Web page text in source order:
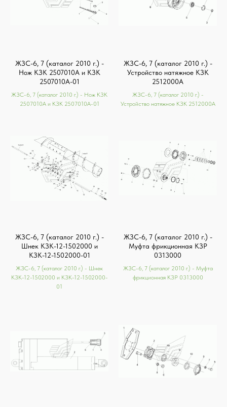
ЖЗС-6, 7 (каталог 2010 г.) -
Нож КЗК 2507010А и КЗК
2507010А-01
ЖЗС-6, 7 (каталог 2010 г.) - Нож КЗК
2507010А и КЗК 2507010А-01
ЖЗС-6, 7 (каталог 2010 г.) -
Устройство натяжное КЗК
2512000А
ЖЗС-6, 7 (каталог 2010 г.) -
Устройство натяжное КЗК 2512000А
ЖЗС-6, 7 (каталог 2010 г.) -
Шнек КЗК-12-1502000 и
КЗК-12-1502000-01
ЖЗС-6, 7 (каталог 2010 г.) - Шнек
КЗК-12-1502000 и КЗК-12-1502000-
01
ЖЗС-6, 7 (каталог 2010 г.) -
Муфта фрикционная КЗР
0313000
ЖЗС-6, 7 (каталог 2010 г.) - Муфта
фрикционная КЗР 0313000